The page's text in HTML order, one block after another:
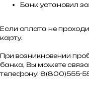
Банк установил
Если оплата не
карту.
При возникновении
банка, Вы можете
телефону: 8(800)555-